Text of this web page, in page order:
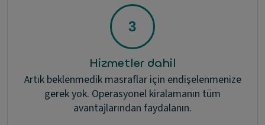
Hizmetler dahil
Artık beklenmedik masraflar için endişelenmenize
gerek yok. Operasyonel kiralamanın tüm
avantajlarından faydalanın.